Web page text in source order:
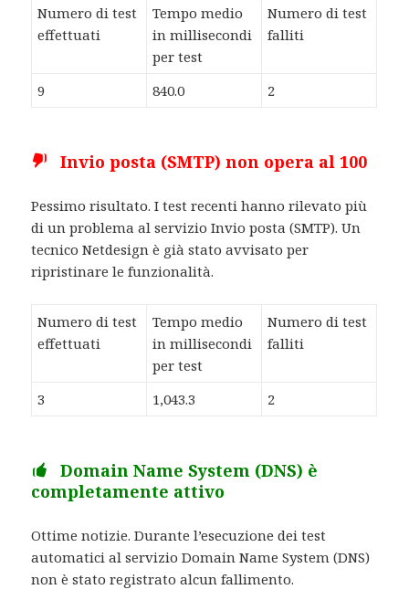
Numero di test
effettuati
Tempo medio
in millisecondi
per test
Numero di test
falliti
9 840.0 2
Invio posta (SMTP) non opera al 100
Pessimo risultato. I test recenti hanno rilevato più
di un problema al servizio Invio posta (SMTP). Un
tecnico Netdesign è già stato avvisato per
ripristinare le funzionalità.
Numero di test
effettuati
Tempo medio
in millisecondi
per test
Numero di test
falliti
3 1,043.3 2
Domain Name System (DNS) è
completamente attivo
Ottime notizie. Durante l’esecuzione dei test
automatici al servizio Domain Name System (DNS)
non è stato registrato alcun fallimento.